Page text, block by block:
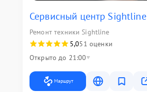
Сервисный центр Sightline
Ремонт техники Sightline
5,051 оценки
Открыто до 21:00
Маршрут